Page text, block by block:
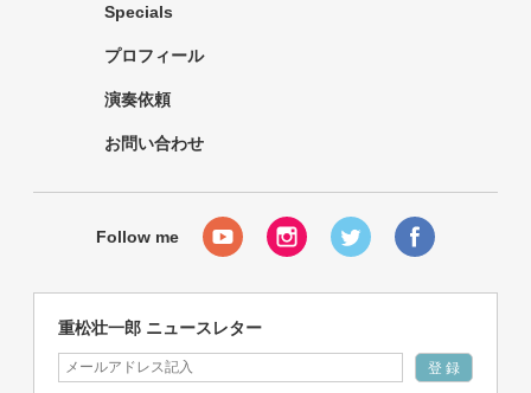
Specials
プロフィール
演奏依頼
お問い合わせ
重松壮一郎 ニュースレター